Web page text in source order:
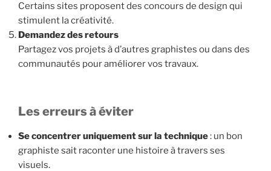
Certains sites proposent des concours de design qui
stimulent la créativité.
Demandez des retours
Partagez vos projets à d’autres graphistes ou dans des
communautés pour améliorer vos travaux.
Les erreurs à éviter
Se concentrer uniquement sur la technique: un bon
graphiste sait raconter une histoire à travers ses
visuels.